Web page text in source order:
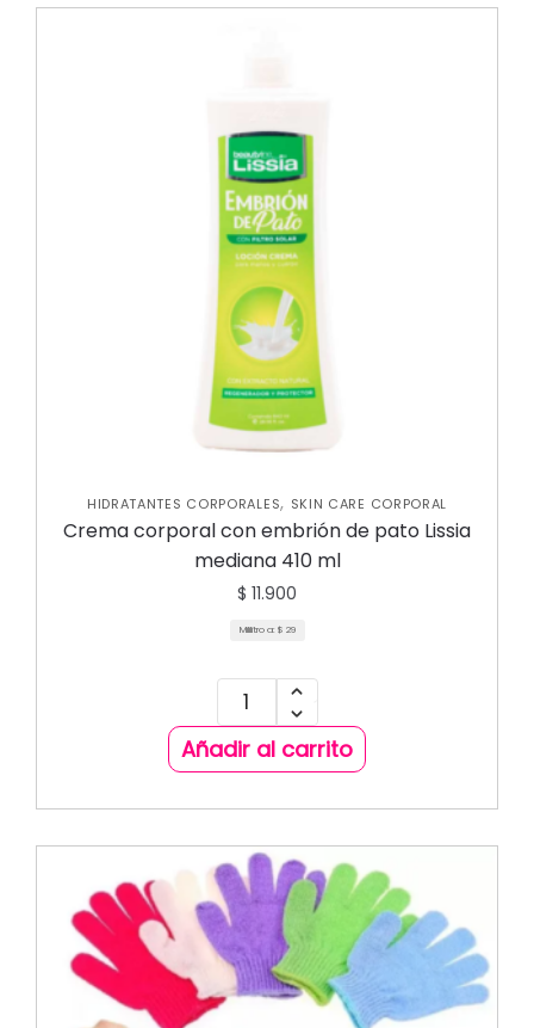
HIDRATANTES CORPORALES, SKIN CARE CORPORAL
Crema corporal con embrión de pato Lissia
mediana 410 ml
$ 11.900
Mililitro a: $ 29
Añadir al carrito